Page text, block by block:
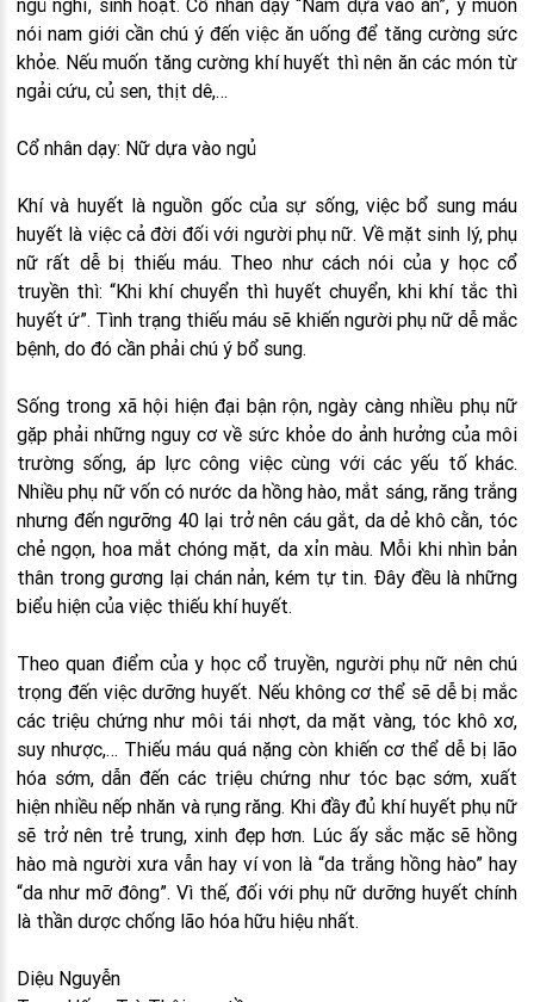
ngủ nghỉ, sinh hoạt. Cổ nhân dạy “Nam dựa vào ăn”, ý muốn
nói nam giới cần chú ý đến việc ăn uống để tăng cường sức
khỏe. Nếu muốn tăng cường khí huyết thì nên ăn các món từ
ngải cứu, củ sen, thịt dê,…
Cổ nhân dạy: Nữ dựa vào ngủ
Khí và huyết là nguồn gốc của sự sống, việc bổ sung máu
huyết là việc cả đời đối với người phụ nữ. Về mặt sinh lý, phụ
nữ rất dễ bị thiếu máu. Theo như cách nói của y học cổ
truyền thì: “Khi khí chuyển thì huyết chuyển, khi khí tắc thì
huyết ứ”. Tình trạng thiếu máu sẽ khiến người phụ nữ dễ mắc
bệnh, do đó cần phải chú ý bổ sung.
Sống trong xã hội hiện đại bận rộn, ngày càng nhiều phụ nữ
gặp phải những nguy cơ về sức khỏe do ảnh hưởng của môi
trường sống, áp lực công việc cùng với các yếu tố khác.
Nhiều phụ nữ vốn có nước da hồng hào, mắt sáng, răng trắng
nhưng đến ngưỡng 40 lại trở nên cáu gắt, da dẻ khô cằn, tóc
chẻ ngọn, hoa mắt chóng mặt, da xỉn màu. Mỗi khi nhìn bản
thân trong gương lại chán nản, kém tự tin. Đây đều là những
biểu hiện của việc thiếu khí huyết.
Theo quan điểm của y học cổ truyền, người phụ nữ nên chú
trọng đến việc dưỡng huyết. Nếu không cơ thể sẽ dễ bị mắc
các triệu chứng như môi tái nhợt, da mặt vàng, tóc khô xơ,
suy nhược,… Thiếu máu quá nặng còn khiến cơ thể dễ bị lão
hóa sớm, dẫn đến các triệu chứng như tóc bạc sớm, xuất
hiện nhiều nếp nhăn và rụng răng. Khi đầy đủ khí huyết phụ nữ
sẽ trở nên trẻ trung, xinh đẹp hơn. Lúc ấy sắc mặc sẽ hồng
hào mà người xưa vẫn hay ví von là “da trắng hồng hào” hay
“da như mỡ đông”. Vì thế, đối với phụ nữ dưỡng huyết chính
là thần dược chống lão hóa hữu hiệu nhất.
Diệu Nguyễn